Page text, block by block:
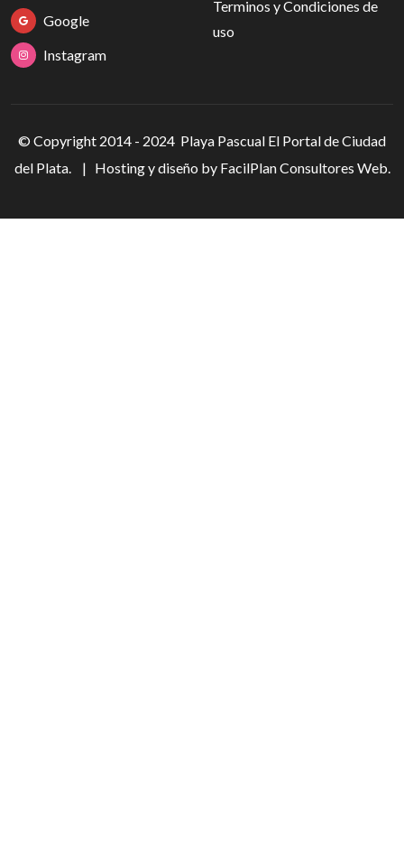
Google
Instagram
Terminos y Condiciones de
uso
© Copyright 2014 - 2024 Playa Pascual El Portal de Ciudad
del Plata. | Hosting y diseño by FacilPlanConsultores Web.